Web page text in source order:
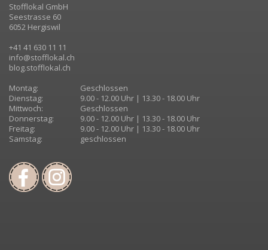
Stofflokal GmbH
Seestrasse 60
6052 Hergiswil
+41 41 630 11 11
info@stofflokal.ch
blog.stofflokal.ch
Montag:
Geschlossen
Dienstag:
9.00 - 12.00 Uhr | 13.30 - 18.00 Uhr
Mittwoch:
Geschlossen
Donnerstag:
9.00 - 12.00 Uhr | 13.30 - 18.00 Uhr
Freitag:
9.00 - 12.00 Uhr | 13.30 - 18.00 Uhr
Samstag:
geschlossen